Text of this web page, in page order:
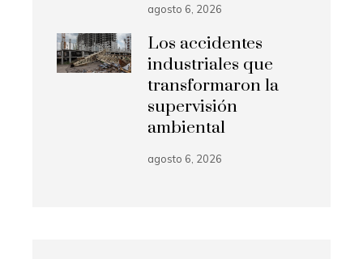
agosto 6, 2026
Los accidentes
industriales que
transformaron la
supervisión
ambiental
agosto 6, 2026